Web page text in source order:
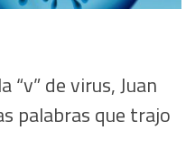
“v” de virus, Juan
palabras que trajo